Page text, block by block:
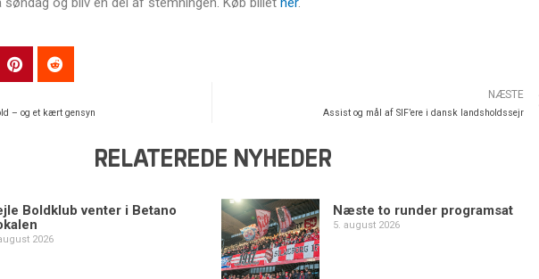
– og et kært gensyn
NÆSTE
Assist og mål af SIF’ere i dansk landsholdssejr
RELATEREDE NYHEDER
Boldklub venter i Betano
2026
Næste to runder programsat
5. august 2026